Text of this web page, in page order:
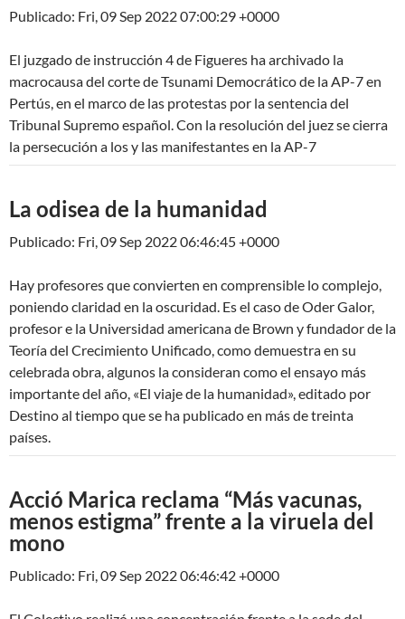
Publicado: Fri, 09 Sep 2022 07:00:29 +0000
El juzgado de instrucción 4 de Figueres ha archivado la
macrocausa del corte de Tsunami Democrático de la AP-7 en
Pertús, en el marco de las protestas por la sentencia del
Tribunal Supremo español. Con la resolución del juez se cierra
la persecución a los y las manifestantes en la AP-7
La odisea de la humanidad
Publicado: Fri, 09 Sep 2022 06:46:45 +0000
Hay profesores que convierten en comprensible lo complejo,
poniendo claridad en la oscuridad. Es el caso de Oder Galor,
profesor e la Universidad americana de Brown y fundador de la
Teoría del Crecimiento Unificado, como demuestra en su
celebrada obra, algunos la consideran como el ensayo más
importante del año, «El viaje de la humanidad», editado por
Destino al tiempo que se ha publicado en más de treinta
países.
Acció Marica reclama “Más vacunas,
menos estigma” frente a la viruela del
mono
Publicado: Fri, 09 Sep 2022 06:46:42 +0000